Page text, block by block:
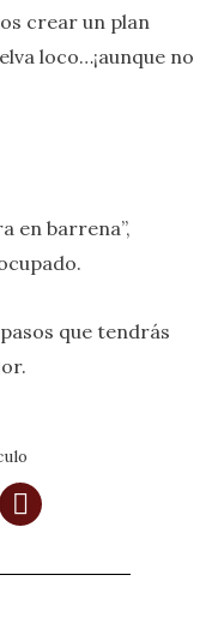
crear un plan
loco…¡aunque no
en barrena”,
que tendrás